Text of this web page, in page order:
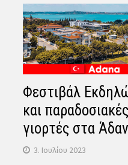
Φεστιβάλ
και παραδοσιακές
γιορτές στα
3. Ιουλίου 2023